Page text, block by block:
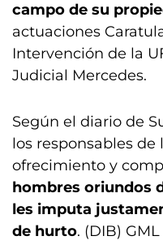
campo de su
actuaciones
Intervención de la
Judicial Mercedes.
Según el diario de
los responsables
ofrecimiento y
hombres oriundos
les imputa
de hurto. (DIB) GML